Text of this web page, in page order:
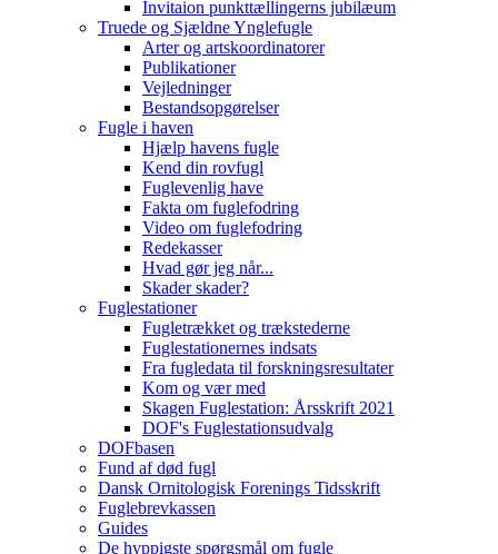
Invitaion punkttællingerns jubilæum
Truede og Sjældne Ynglefugle
Arter og artskoordinatorer
Publikationer
Vejledninger
Bestandsopgørelser
Fugle i haven
Hjælp havens fugle
Kend din rovfugl
Fuglevenlig have
Fakta om fuglefodring
Video om fuglefodring
Redekasser
Hvad gør jeg når...
Skader skader?
Fuglestationer
Fugletrækket og trækstederne
Fuglestationernes indsats
Fra fugledata til forskningsresultater
Kom og vær med
Skagen Fuglestation: Årsskrift 2021
DOF's Fuglestationsudvalg
DOFbasen
Fund af død fugl
Dansk Ornitologisk Forenings Tidsskrift
Fuglebrevkassen
Guides
De hyppigste spørgsmål om fugle